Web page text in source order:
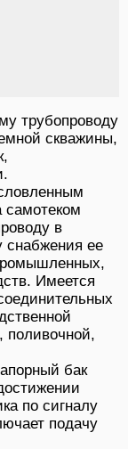
трубопроводу
скважины,
самотеком
в
снабжения ее
Имеется
поливочной,
бак
по сигналу
подачу